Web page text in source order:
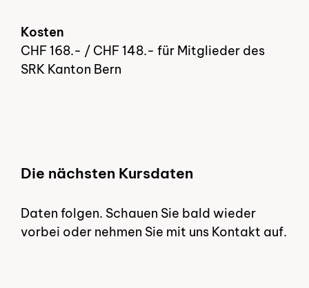
Kosten
CHF 168.- / CHF 148.- für Mitglieder des
SRK Kanton Bern
Die nächsten Kursdaten
Daten folgen. Schauen Sie bald wieder
vorbei oder nehmen Sie mit uns Kontakt auf.